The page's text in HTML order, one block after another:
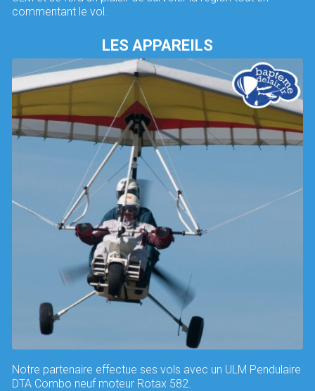
commentant le vol.
LES APPAREILS
Notre partenaire effectue ses vols avec un ULM Pendulaire
DTA Combo neuf moteur Rotax 582.